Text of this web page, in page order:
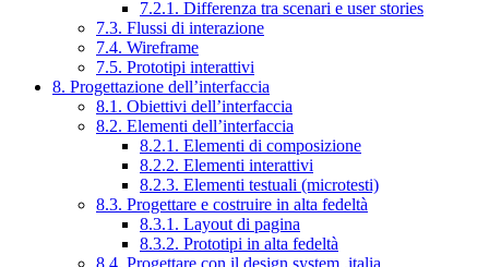
7.2.1. Differenza tra scenari e user stories
7.3. Flussi di interazione
7.4. Wireframe
7.5. Prototipi interattivi
8. Progettazione dell’interfaccia
8.1. Obiettivi dell’interfaccia
8.2. Elementi dell’interfaccia
8.2.1. Elementi di composizione
8.2.2. Elementi interattivi
8.2.3. Elementi testuali (microtesti)
8.3. Progettare e costruire in alta fedeltà
8.3.1. Layout di pagina
8.3.2. Prototipi in alta fedeltà
8.4. Progettare con il design system .italia